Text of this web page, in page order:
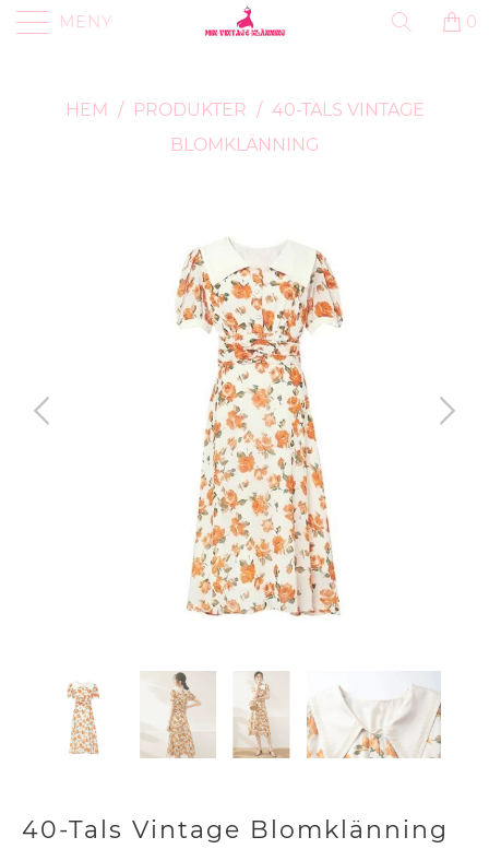
MENY 0
HEM / PRODUKTER / 40-TALS VINTAGE
BLOMKLÄNNING
40-Tals Vintage Blomklänning